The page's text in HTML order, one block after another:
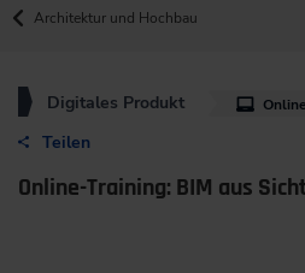
Architektur und Hochbau
Digitales Produkt Online
Teilen
Online-Training: BIM aus